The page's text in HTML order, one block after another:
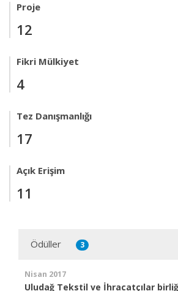
Proje
12
Fikri Mülkiyet
4
Tez Danışmanlığı
17
Açık Erişim
11
Ödüller 3
Nisan 2017
Uludağ Tekstil ve İhracatçılar